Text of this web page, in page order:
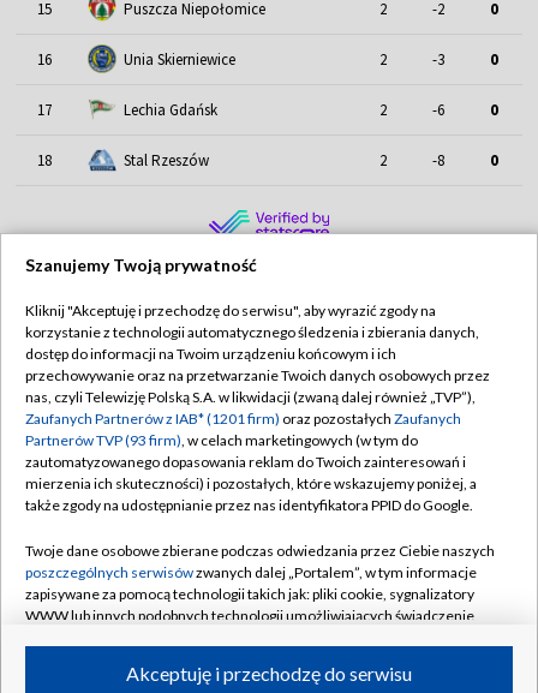
15 Puszcza Niepołomice 2 -2 0
16 Unia Skierniewice 2 -3 0
17 Lechia Gdańsk 2 -6 0
18 Stal Rzeszów 2 -8 0
TVP
Abonament TVP
Sklep TVP
Biuro Reklamy
Oferta Handlowa
Emisja w TVP
Rada Programowa
Ogłoszenia przetargowe
Akademia Telewizyjna
Regulamin TVP
Polityka prywatności
Moje zgody
Biuro reklamy
Kanały
©2026 Telewizja Polska Spółka Akcyjna w likwidacji
Szanujemy Twoją prywatność
Kliknij "Akceptuję i przechodzę do serwisu", aby wyrazić zgody na
korzystanie z technologii automatycznego śledzenia i zbierania danych,
dostęp do informacji na Twoim urządzeniu końcowym i ich
przechowywanie oraz na przetwarzanie Twoich danych osobowych przez
nas, czyli Telewizję Polską S.A. w likwidacji (zwaną dalej również „TVP”),
Zaufanych Partnerów z IAB* (1201 firm) oraz pozostałych Zaufanych
Partnerów TVP (93 firm), w celach marketingowych (w tym do
zautomatyzowanego dopasowania reklam do Twoich zainteresowań i
mierzenia ich skuteczności) i pozostałych, które wskazujemy poniżej, a
także zgody na udostępnianie przez nas identyfikatora PPID do Google.
Twoje dane osobowe zbierane podczas odwiedzania przez Ciebie naszych
poszczególnych serwisówzwanych dalej „Portalem”, w tym informacje
zapisywane za pomocą technologii takich jak: pliki cookie, sygnalizatory
WWW lub innych podobnych technologii umożliwiających świadczenie
ruchu w Internecie.Akceptuję i przechodzę do serwisu